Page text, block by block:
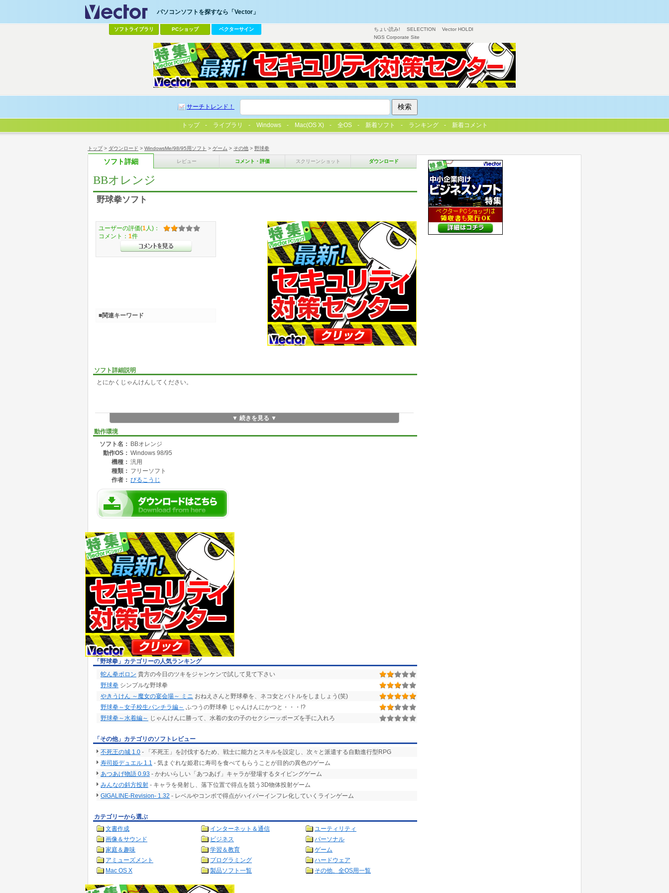
トップ> ダウンロード > WindowsMe/98/95用ソフト > ゲーム > その他 > 野球拳
ソフト詳細 レビュー コメント・評価 スクリーンショット ダウンロード
BBオレンジ
野球拳ソフト
ソフト詳細説明
とにかくじゃんけんしてください。
▼ 続きを見る ▼
動作環境
ソフト名： BBオレンジ
動作OS： Windows 98/95
機種： 汎用
種類： フリーソフト
作者： びるこうじ
ユーザーの評価(1 人)：
コメント： 1件
■関連キーワード
「野球拳」カテゴリーの人気ランキング
蛇ん拳ポロン 貴方の今日のツキをジャンケンで試して見て下さい
野球拳 シンプルな野球拳
やきうけん ～魔女の宴会場～ ミニ おねえさんと野球拳を、ネコ女とバトルをしましょう(笑)
野球拳～女子校生パンチラ編～ ふつうの野球拳 じゃんけんにかつと・・・!?
野球拳～水着編～ じゃんけんに勝って、水着の女の子のセクシーッポーズを手に入れろ
「その他」カテゴリのソフトレビュー
不死王の城 1.0 - 「不死王」を討伐するため、戦士に能力とスキルを設定し、次々と派遣する自動進行型RPG
寿司姫デュエル 1.1 - 気まぐれな姫君に寿司を食べてもらうことが目的の異色のゲーム
あつあげ物語 0.93 - かわいらしい「あつあげ」キャラが登場するタイピングゲーム
みんなの斜方投射 - キャラを発射し、落下位置で得点を競う3D物体投射ゲーム
GIGALINE-Revision- 1.32 - レベルやコンボで得点がハイパーインフレ化していくラインゲーム
カテゴリーから選ぶ
文書作成
インターネット＆通信
ユーティリティ
画像＆サウンド
ビジネス
パーソナル
家庭＆趣味
学習＆教育
ゲーム
アミューズメント
プログラミング
ハードウェア
Mac OS X
製品ソフト一覧 その他、全OS用一覧
ちょい読み! SELECTION
Vector HOLDI
NGS Corporate Site
パソコンソフトを探すなら「Vector」
ソフトライブラリ PCショップ ベクターサイン
サーチトレンド！
トップ ライブラリ Windows Mac(OS X) 全OS 新着ソフト ランキング 新着コメント